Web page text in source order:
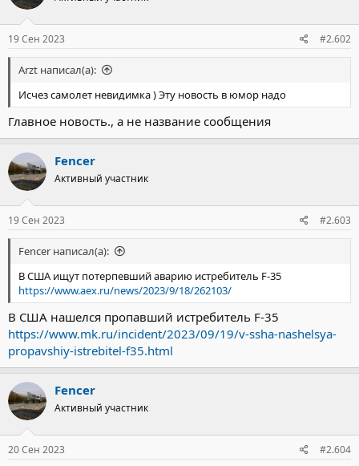
19 Сен 2023 #2.602
Arzt написал(а):
Исчез самолет невидимка ) Эту новость в юмор надо
Главное новость., а не название сообщения
Fencer
Активный участник
19 Сен 2023 #2.603
Fencer написал(а):
В США ищут потерпевший аварию истребитель F-35
https://www.aex.ru/news/2023/9/18/262103/
В США нашелся пропавший истребитель F-35
https://www.mk.ru/incident/2023/09/19/v-ssha-nashelsya-
propavshiy-istrebitel-f35.html
Fencer
Активный участник
20 Сен 2023 #2.604